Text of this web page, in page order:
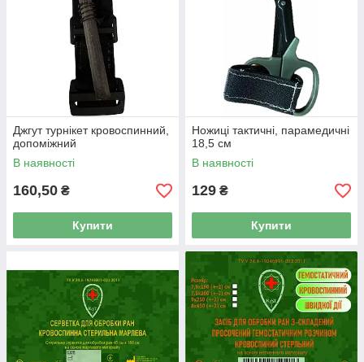
Джгут турнікет кровоспинний,
допоміжний
В наявності
160,50 ₴
Купити
Ножиці тактичні, парамедичні
18,5 см
В наявності
129 ₴
Купити